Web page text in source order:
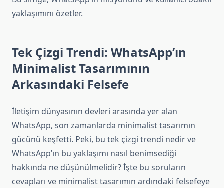
yaklaşımını özetler.
Tek Çizgi Trendi: WhatsApp’ın
Minimalist Tasarımının
Arkasındaki Felsefe
İletişim dünyasının devleri arasında yer alan
WhatsApp, son zamanlarda minimalist tasarımın
gücünü keşfetti. Peki, bu tek çizgi trendi nedir ve
WhatsApp’ın bu yaklaşımı nasıl benimsediği
hakkında ne düşünülmelidir? İşte bu soruların
cevapları ve minimalist tasarımın ardındaki felsefeye